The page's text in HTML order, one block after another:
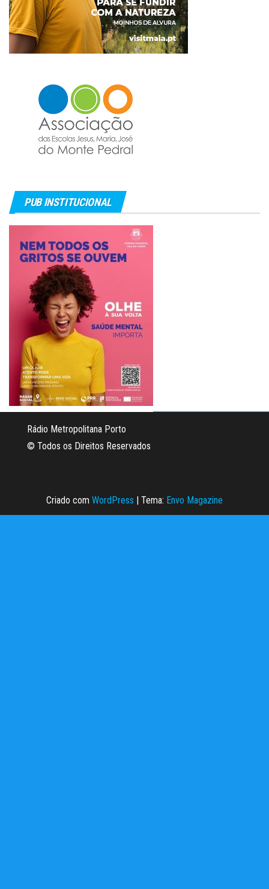
PUB INSTITUCIONAL
Rádio Metropolitana Porto
© Todos os Direitos Reservados
Criado com WordPress | Tema: Envo Magazine